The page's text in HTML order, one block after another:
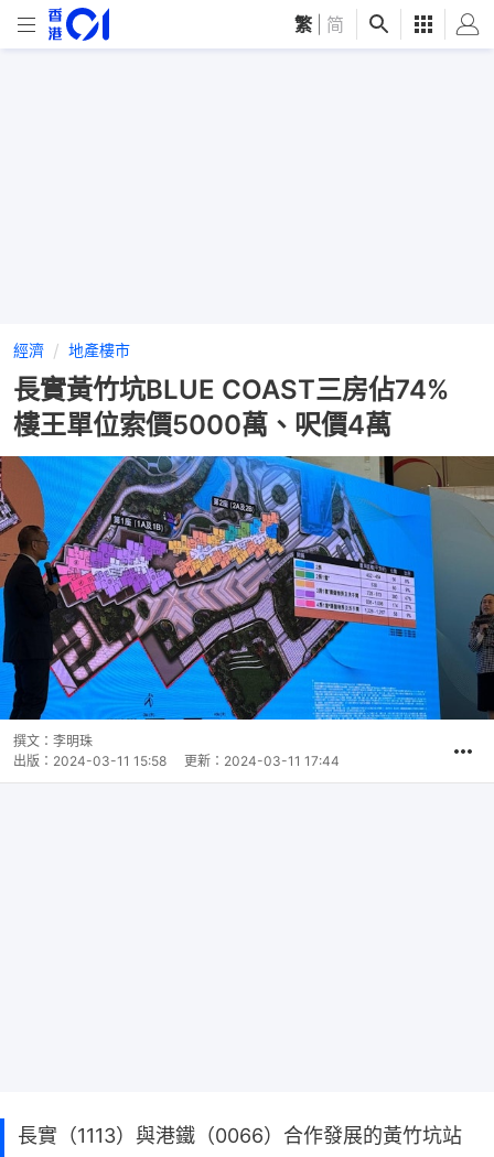
繁 简
經濟 地產樓市
長實黃竹坑BLUE COAST三房佔74%
樓王單位索價5000萬、呎價4萬
撰文： 李明珠
出版： 2024-03-11 15:58 更新： 2024-03-11 17:44
長實（1113）與港鐵（0066）合作發展的黃竹坑站